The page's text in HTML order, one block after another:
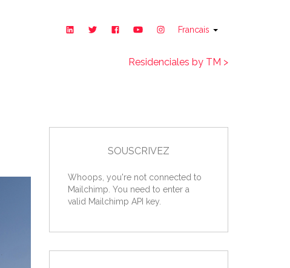
Francais
Residenciales by TM >
SOUSCRIVEZ
Whoops, you're not connected to
Mailchimp. You need to enter a
valid Mailchimp API key.